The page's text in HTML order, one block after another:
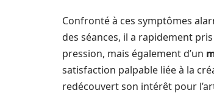
Confronté à ces symptômes
des séances, il a rapidement
pression, mais également d’un
satisfaction palpable liée à la
redécouvert son intérêt pour